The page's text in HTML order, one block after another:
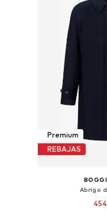
Premium
REBAJAS
Abrigo